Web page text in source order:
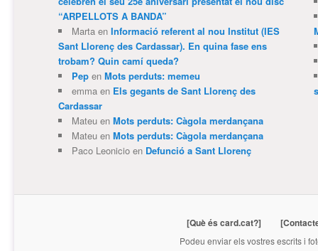
“ARPELLOTS A BANDA”
Martaen Informació referent al nou Institut (IES
Sant Llorenç des Cardassar). En quina fase ens
trobam? Quin camí queda?
Pepen Mots perduts: memeu
emmaen Els gegants de Sant Llorenç des
Cardassar
Mateuen Mots perduts: Càgola merdançana
Mateuen Mots perduts: Càgola merdançana
Paco Leonicioen Defunció a Sant Llorenç
[Què és card.cat?]
Podeu enviar els vostres escrits i